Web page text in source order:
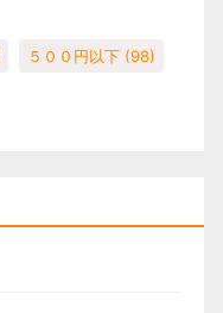
５００円以下 (98)